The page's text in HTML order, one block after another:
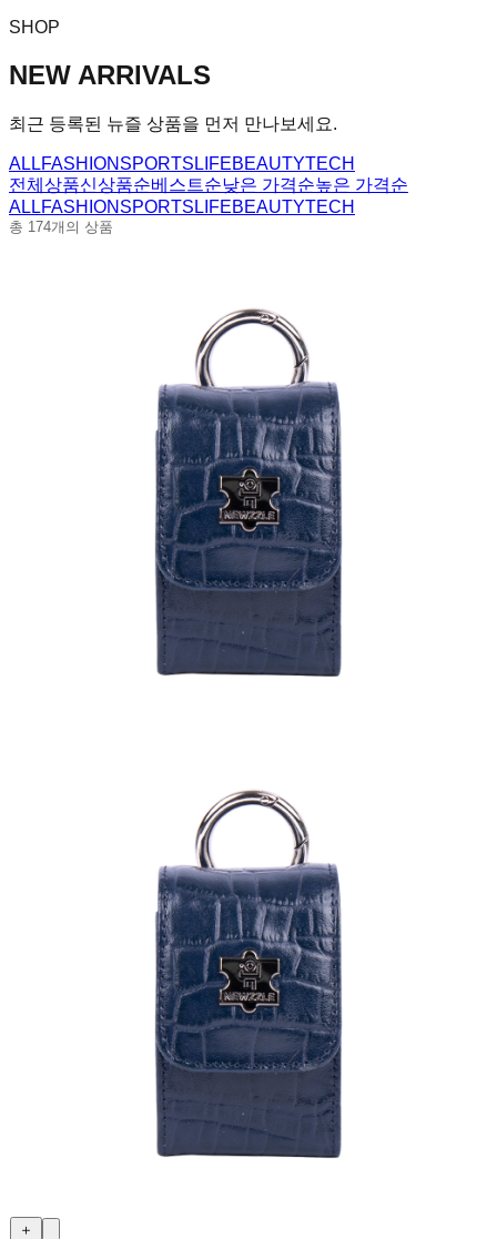
SHOP
NEW ARRIVALS
최근 등록된 뉴즐 상품을 먼저 만나보세요.
ALLFASHION SPORTS LIFEBEAUTYTECH
전체상품신상품순베스트순낮은 가격순높은 가격순
ALLFASHION SPORTS LIFEBEAUTYTECH
총 174개의 상품
＋